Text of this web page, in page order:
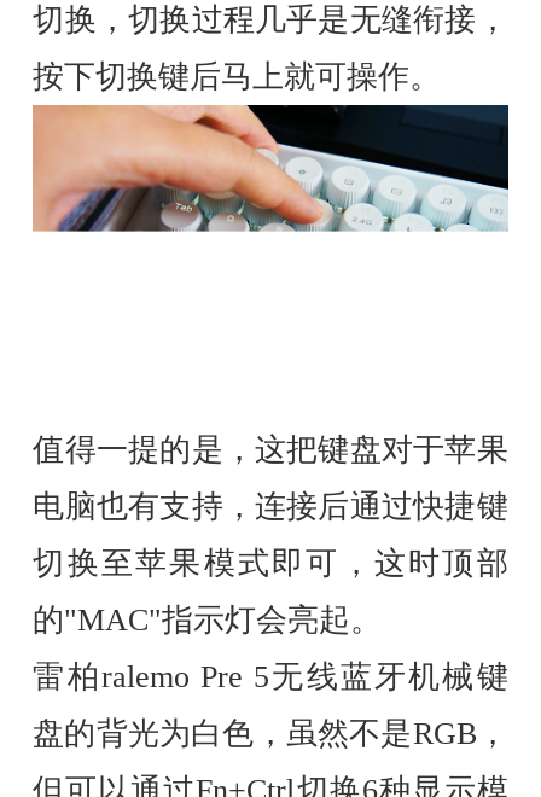
切换，切换过程几乎是无缝衔接，
按下切换键后马上就可操作。
值得一提的是，这把键盘对于苹果
电脑也有支持，连接后通过快捷键
切换至苹果模式即可，这时顶部
的"MAC"指示灯会亮起。
雷柏ralemo Pre 5无线蓝牙机械键
盘的背光为白色，虽然不是RGB，
但可以通过Fn+Ctrl切换6种显示模